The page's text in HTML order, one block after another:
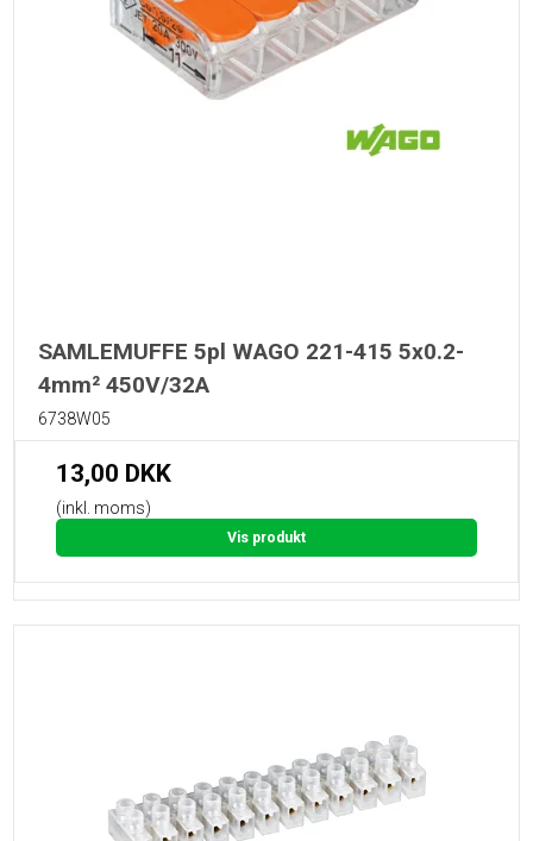
SAMLEMUFFE 5pl WAGO 221-415 5x0.2-
4mm² 450V/32A
6738W05
13,00 DKK
(inkl. moms)
Vis produkt